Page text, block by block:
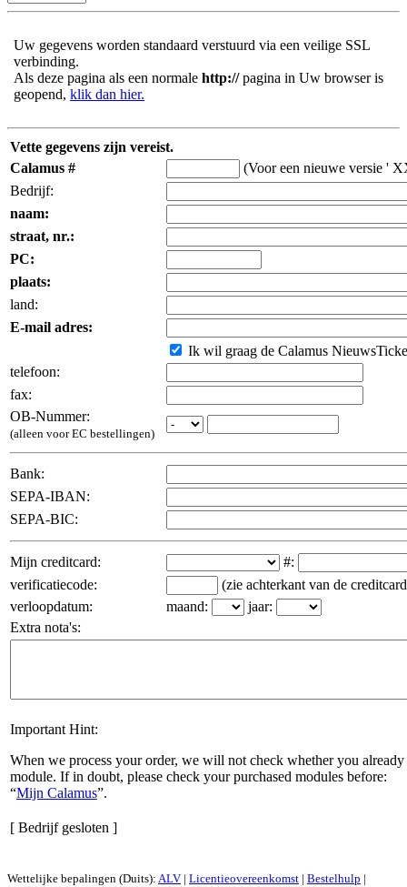
Uw gegevens worden standaard verstuurd via een veilige SSL
verbinding.
Als deze pagina als een normale http://pagina in Uw browser is
geopend, klik dan hier.
Vette gegevens zijn vereist.
Calamus #
(Voor een nieuwe versie '
Bedrijf:
naam:
straat, nr.:
PC:
plaats:
land:
E-mail adres:
Ik wil graag de Calamus
telefoon:
fax:
OB-Nummer:
(alleen voor EC bestellingen)
Bank:
SEPA-IBAN:
SEPA-BIC:
Mijn creditcard:
#:
verificatiecode:
(zie achterkant van de
verloopdatum:
maand:
jaar:
Extra nota's:
Important Hint:
When we process your order, we will not check whether you already
module. If in doubt, please check your purchased modules before:
Mijn Calamus .
[ Bedrijf gesloten ]
Wettelijke bepalingen (Duits): ALV | Licentieovereenkomst | Bestelhulp |